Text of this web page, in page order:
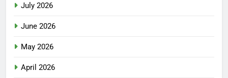
July 2026
June 2026
May 2026
April 2026